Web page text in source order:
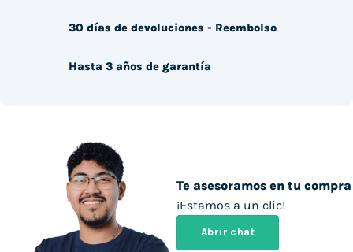
Te asesoramos en tu compra
¡Estamos a un clic!
Abrir chat
30 días de devoluciones - Reembolso
Hasta 3 años de garantía